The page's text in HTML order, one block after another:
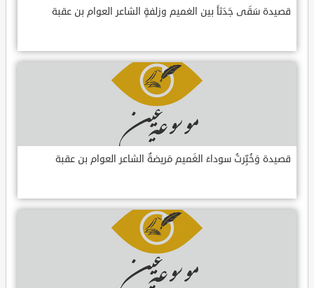
قصيدة سَقَى جَدَثاً بين الغميم وزلفةٍ الشاعر العوام بن عقبة
قصيدة وَخُبِّرتُ سوداءَ الغَميم مَريضةٌ الشاعر العوام بن عقبة